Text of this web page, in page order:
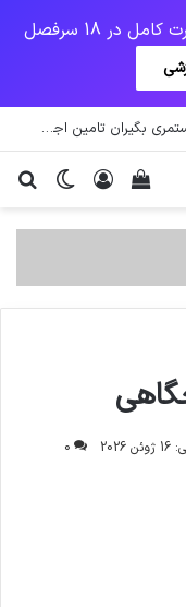
18 سرفصل
پرداخت زودهنگام حقوق بازنشستگان و مستمری بگیران تامین اجتماعی
تغییر ورود
دیدن سبد خرید
0